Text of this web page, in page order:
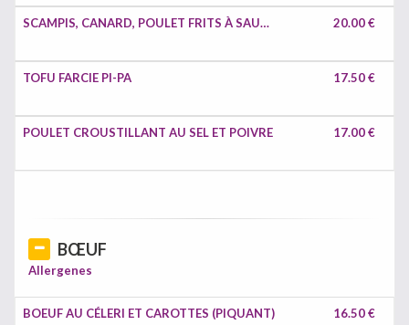
SCAMPIS, CANARD, POULET FRITS À SAUCE AIGRE-DOUICE 20.00 €
TOFU FARCIE PI-PA 17.50 €
POULET CROUSTILLANT AU SEL ET POIVRE 17.00 €
BŒUF
Allergenes
BOEUF AU CÉLERI ET CAROTTES (PIQUANT) 16.50 €